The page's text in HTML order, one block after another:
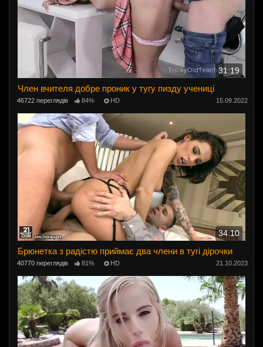
31:19
Член вчителя добре проник у тугу пизду учениці
46722 переглядів 84% HD 15.09.2022
34:10
Брюнетка з радістю приймає два члени в тугі дірочки
40770 переглядів 81% HD 21.10.2023